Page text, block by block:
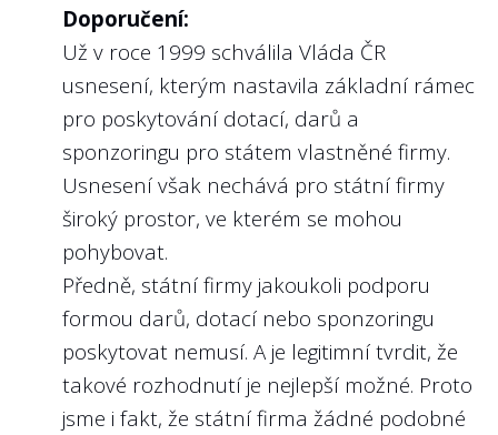
Bahn.
Poskytla státní firma informace o
odměnách jednotlivých členů
představenstva, nebo širšího
managementu v případě státních
podniků?
Doporučení:
Platí obdobně doporučení jako k otázce č.
6.
Nejlépe to dělají v/ve:
Doporučení:
Už v roce 1999 schválila Vláda ČR
usnesení, kterým nastavila základní rámec
pro poskytování dotací, darů a
sponzoringu pro státem vlastněné firmy.
Usnesení však nechává pro státní firmy
široký prostor, ve kterém se mohou
pohybovat.
Předně, státní firmy jakoukoli podporu
formou darů, dotací nebo sponzoringu
poskytovat nemusí. A je legitimní tvrdit, že
takové rozhodnutí je nejlepší možné. Proto
jsme i fakt, že státní firma žádné podobné